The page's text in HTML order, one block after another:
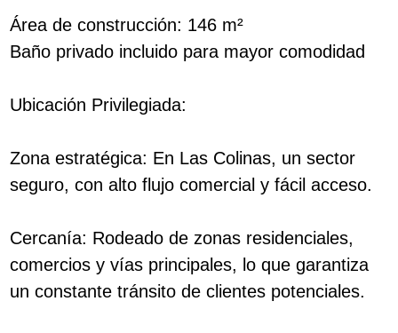
Área de construcción: 146 m²
Baño privado incluido para mayor comodidad
Ubicación Privilegiada:
Zona estratégica: En Las Colinas, un sector
seguro, con alto flujo comercial y fácil acceso.
Cercanía: Rodeado de zonas residenciales,
comercios y vías principales, lo que garantiza
un constante tránsito de clientes potenciales.